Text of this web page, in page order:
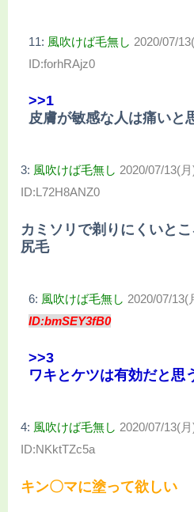
11: 風吹けば毛無し 2020/07/
ID:forhRAjz0
>>1
皮膚が敏感な人は痛いと
3: 風吹けば毛無し 2020/07/13(
ID:L72H8ANZ0
カミソリで剃りにくいとこ
尻毛
6: 風吹けば毛無し 2020/07/13(
ID:bmSEY3fB0
>>3
ワキとケツは有効だと思
4: 風吹けば毛無し 2020/07/13(
ID:NKktTZc5a
キン〇マに塗って欲しい